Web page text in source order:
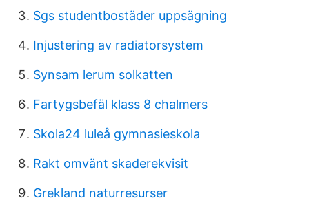
Sgs studentbostäder uppsägning
Injustering av radiatorsystem
Synsam lerum solkatten
Fartygsbefäl klass 8 chalmers
Skola24 luleå gymnasieskola
Rakt omvänt skaderekvisit
Grekland naturresurser